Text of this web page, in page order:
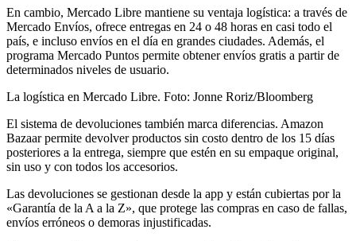
En cambio, Mercado Libre mantiene su ventaja logística: a través de
Mercado Envíos, ofrece entregas en 24 o 48 horas en casi todo el
país, e incluso envíos en el día en grandes ciudades. Además, el
programa Mercado Puntos permite obtener envíos gratis a partir de
determinados niveles de usuario.
La logística en Mercado Libre. Foto: Jonne Roriz/Bloomberg
El sistema de devoluciones también marca diferencias. Amazon
Bazaar permite devolver productos sin costo dentro de los 15 días
posteriores a la entrega, siempre que estén en su empaque original,
sin uso y con todos los accesorios.
Las devoluciones se gestionan desde la app y están cubiertas por la
«Garantía de la A a la Z», que protege las compras en caso de fallas,
envíos erróneos o demoras injustificadas.